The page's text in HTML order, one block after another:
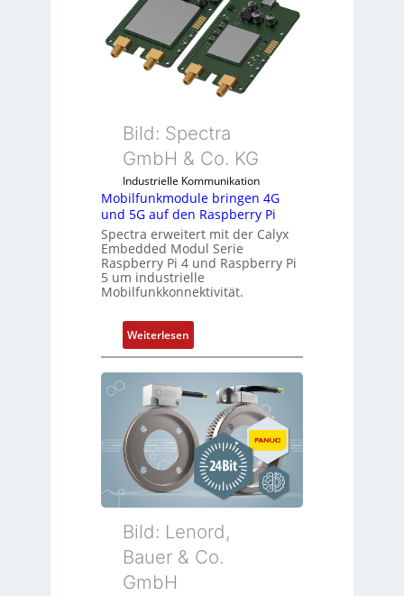
l
l
-
I
n
s
t
r
i
e
-
P
C
l
s
s
c
h
f
l
i
b
Bild: Spectra
GmbH & Co. KG
Industrielle Kommunikation
Mobilfunkmodule bringen 4G
und 5G auf den Raspberry Pi
Spectra erweitert mit der Calyx
Embedded Modul Serie
Raspberry Pi 4 und Raspberry Pi
5 um industrielle
Mobilfunkkonnektivität.
Weiterlesen:
M
o
b
l
u
n
k
o
d
Bild: Lenord,
Bauer & Co.
GmbH